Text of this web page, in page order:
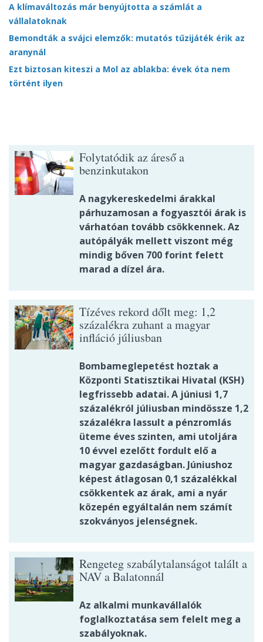
A klímaváltozás már benyújtotta a számlát a
vállalatoknak
Bemondták a svájci elemzők: mutatós tűzijáték érik az
aranynál
Ezt biztosan kiteszi a Mol az ablakba: évek óta nem
történt ilyen
Folytatódik az áreső a
benzinkutakon
A nagykereskedelmi árakkal
párhuzamosan a fogyasztói árak is
várhatóan tovább csökkennek. Az
autópályák mellett viszont még
mindig bőven 700 forint felett
marad a dízel ára.
Tízéves rekord dőlt meg: 1,2
százalékra zuhant a magyar
infláció júliusban
Bombameglepetést hoztak a
Központi Statisztikai Hivatal (KSH)
legfrissebb adatai. A júniusi 1,7
százalékról júliusban mindössze 1,2
százalékra lassult a pénzromlás
üteme éves szinten, ami utoljára
10 évvel ezelőtt fordult elő a
magyar gazdaságban. Júniushoz
képest átlagosan 0,1 százalékkal
csökkentek az árak, ami a nyár
közepén egyáltalán nem számít
szokványos jelenségnek.
Rengeteg szabálytalanságot talált a
NAV a Balatonnál
Az alkalmi munkavállalók
foglalkoztatása sem felelt meg a
szabályoknak.